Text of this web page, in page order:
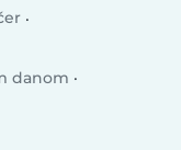
danom